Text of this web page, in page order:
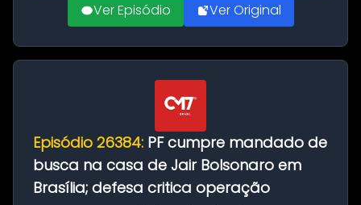
Ver Episódio Ver Original
Episódio 26384: PF cumpre mandado de
busca na casa de Jair Bolsonaro em
Brasília; defesa critica operação